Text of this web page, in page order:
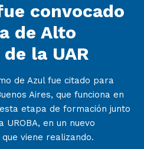
convocado
de Alto
la UAR
de Azul fue citado para
Aires, que funciona en
etapa de formación junto
en un nuevo
viene realizando.